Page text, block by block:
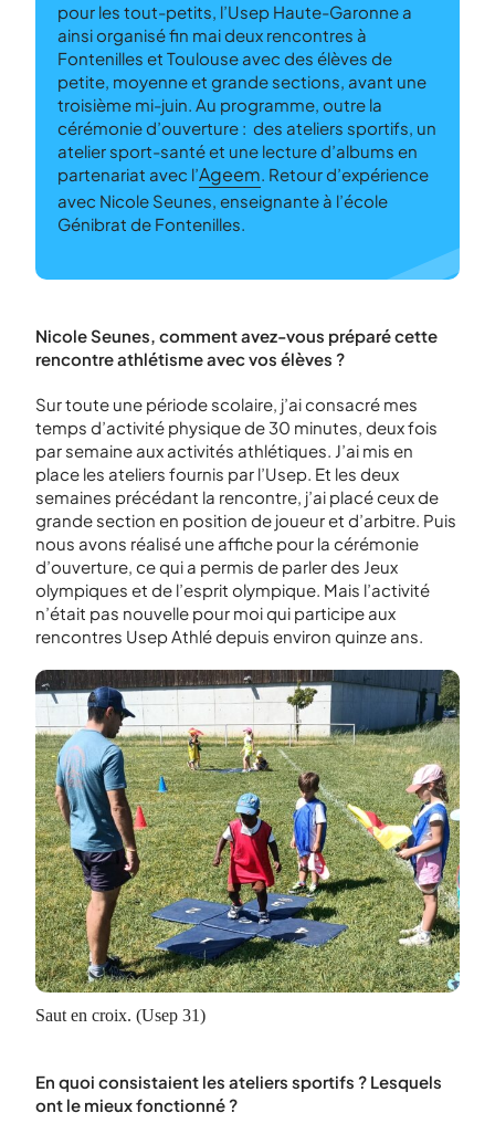
pour les tout-petits, l’Usep Haute-Garonne a
ainsi organisé fin mai deux rencontres à
Fontenilles et Toulouse avec des élèves de
petite, moyenne et grande sections, avant une
troisième mi-juin. Au programme, outre la
cérémonie d’ouverture : des ateliers sportifs, un
atelier sport-santé et une lecture d’albums en
partenariat avec l’Ageem. Retour d’expérience
avec Nicole Seunes, enseignante à l’école
Génibrat de Fontenilles.
Nicole Seunes, comment avez-vous préparé cette
rencontre athlétisme avec vos élèves ?
Sur toute une période scolaire, j’ai consacré mes
temps d’activité physique de 30 minutes, deux fois
par semaine aux activités athlétiques. J’ai mis en
place les ateliers fournis par l’Usep. Et les deux
semaines précédant la rencontre, j’ai placé ceux de
grande section en position de joueur et d’arbitre. Puis
nous avons réalisé une affiche pour la cérémonie
d’ouverture, ce qui a permis de parler des Jeux
olympiques et de l’esprit olympique. Mais l’activité
n’était pas nouvelle pour moi qui participe aux
rencontres Usep Athlé depuis environ quinze ans.
Saut en croix. (Usep 31)
En quoi consistaient les ateliers sportifs ? Lesquels
ont le mieux fonctionné ?